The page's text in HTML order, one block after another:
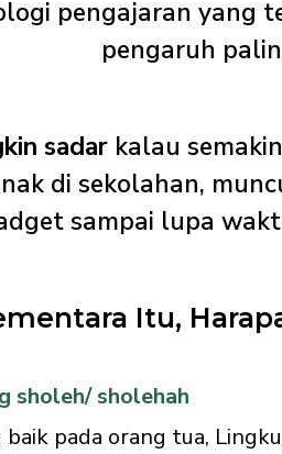
pengajaran yang
pengaruh
sadar kalau
di sekolahan,
sampai lupa
Itu,
sholeh/ sholehah
pada orang tua,